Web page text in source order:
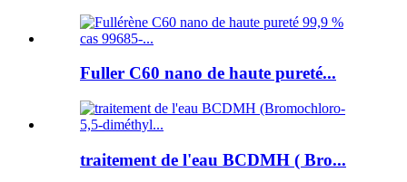
Fuller C60 nano de haute pureté...
traitement de l'eau BCDMH ( Bro...